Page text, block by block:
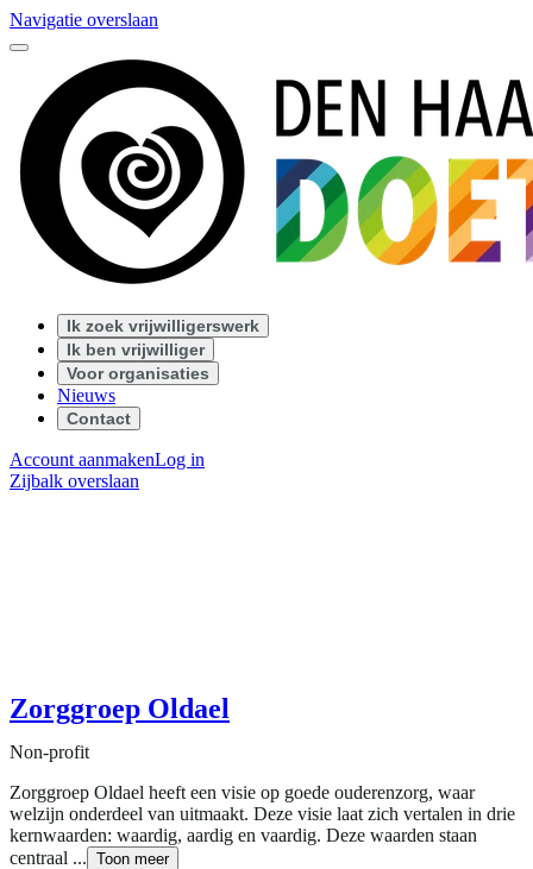
Navigatie overslaan
Ik zoek vrijwilligerswerk
Ik ben vrijwilliger
Voor organisaties
Nieuws
Contact
Account aanmakenLog in
Zijbalk overslaan
Zorggroep Oldael
Non-profit
Zorggroep Oldael heeft een visie op goede ouderenzorg, waar
welzijn onderdeel van uitmaakt. Deze visie laat zich vertalen in drie
kernwaarden: waardig, aardig en vaardig. Deze waarden staan
centraal ... Toon meer